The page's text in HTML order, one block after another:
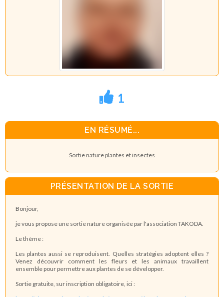
1
EN RÉSUMÉ...
Sortie nature plantes et insectes
PRÉSENTATION DE LA SORTIE
Bonjour,
je vous propose une sortie nature organisée par l'association TAKODA.
Le thème :
Les plantes aussi se reproduisent. Quelles stratégies adoptent elles ?
Venez découvrir comment les fleurs et les animaux travaillent
ensemble pour permettre aux plantes de se développer.
Sortie gratuite, sur inscription obligatoire, ici :